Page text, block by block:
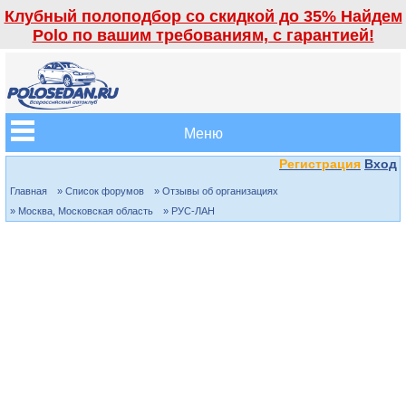
Клубный полоподбор со скидкой до 35% Найдем
Polo по вашим требованиям, с гарантией!
Меню
Регистрация Вход
Главная » Список форумов
» Отзывы об организациях
» Москва, Московская область
» РУС-ЛАН